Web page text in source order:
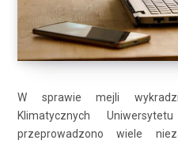
W sprawie mejli
Klimatycznych
przeprowadzono wiele